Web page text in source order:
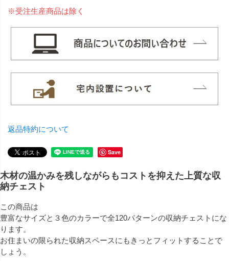
※受注生産商品は除く
返品特約について
Save
木材の温かみを残しながらもコストを抑えた上質な収
納チェスト
この商品は
豊富なサイズと３色のカラーで全120パターンの収納チェストにな
ります。
お住まいの限られた収納スペースにもきっとフィットすることで
しょう。